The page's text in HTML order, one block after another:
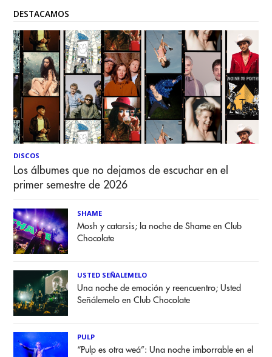
DESTACAMOS
DISCOS
Los álbumes que no dejamos de escuchar en el
primer semestre de 2026
SHAME
Mosh y catarsis; la noche de Shame en Club
Chocolate
USTED SEÑALEMELO
Una noche de emoción y reencuentro; Usted
Señálemelo en Club Chocolate
PULP
“Pulp es otra weá”: Una noche imborrable en el